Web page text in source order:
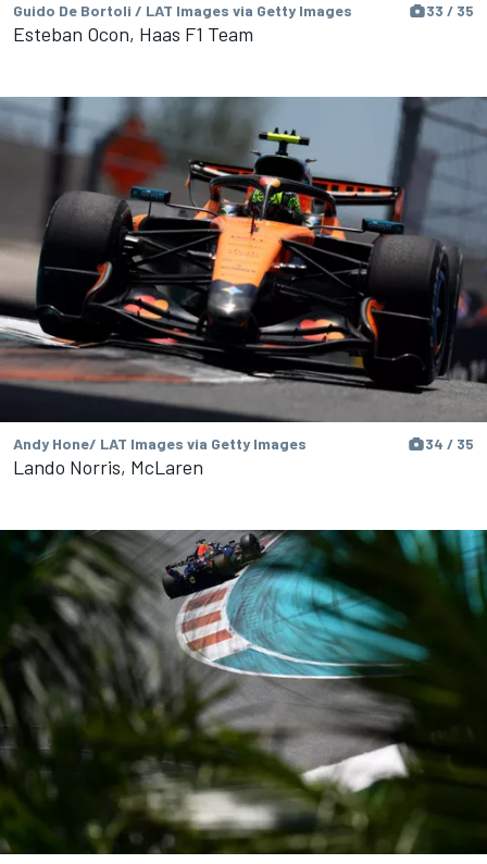
Guido De Bortoli / LAT Images via Getty Images 33 / 35
Esteban Ocon, Haas F1 Team
Andy Hone/ LAT Images via Getty Images 34 / 35
Lando Norris, McLaren